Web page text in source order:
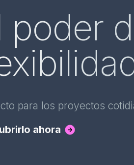
poder
para los proyectos
ahora